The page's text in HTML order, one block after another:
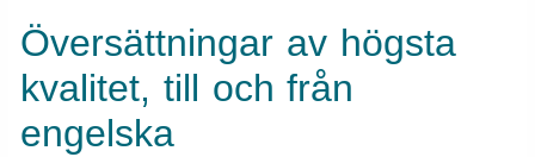
Översättningar av högsta
kvalitet, till och från
engelska